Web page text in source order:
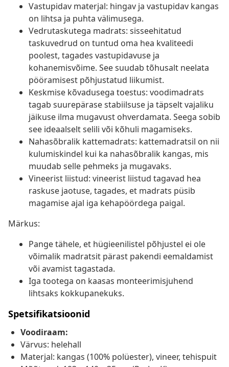
Vastupidav materjal: hingav ja vastupidav kangas
on lihtsa ja puhta välimusega.
Vedrutaskutega madrats: sisseehitatud
taskuvedrud on tuntud oma hea kvaliteedi
poolest, tagades vastupidavuse ja
kohanemisvõime. See suudab tõhusalt neelata
pööramisest põhjustatud liikumist.
Keskmise kõvadusega toestus: voodimadrats
tagab suurepärase stabiilsuse ja täpselt vajaliku
jäikuse ilma mugavust ohverdamata. Seega sobib
see ideaalselt selili või kõhuli magamiseks.
Nahasõbralik kattemadrats: kattemadratsil on nii
kulumiskindel kui ka nahasõbralik kangas, mis
muudab selle pehmeks ja mugavaks.
Vineerist liistud: vineerist liistud tagavad hea
raskuse jaotuse, tagades, et madrats püsib
magamise ajal iga kehapöördega paigal.
Märkus:
Pange tähele, et hügieenilistel põhjustel ei ole
võimalik madratsit pärast pakendi eemaldamist
või avamist tagastada.
Iga tootega on kaasas monteerimisjuhend
lihtsaks kokkupanekuks.
Spetsifikatsioonid
Voodiraam:
Värvus: helehall
Materjal: kangas (100% polüester), vineer, tehispuit